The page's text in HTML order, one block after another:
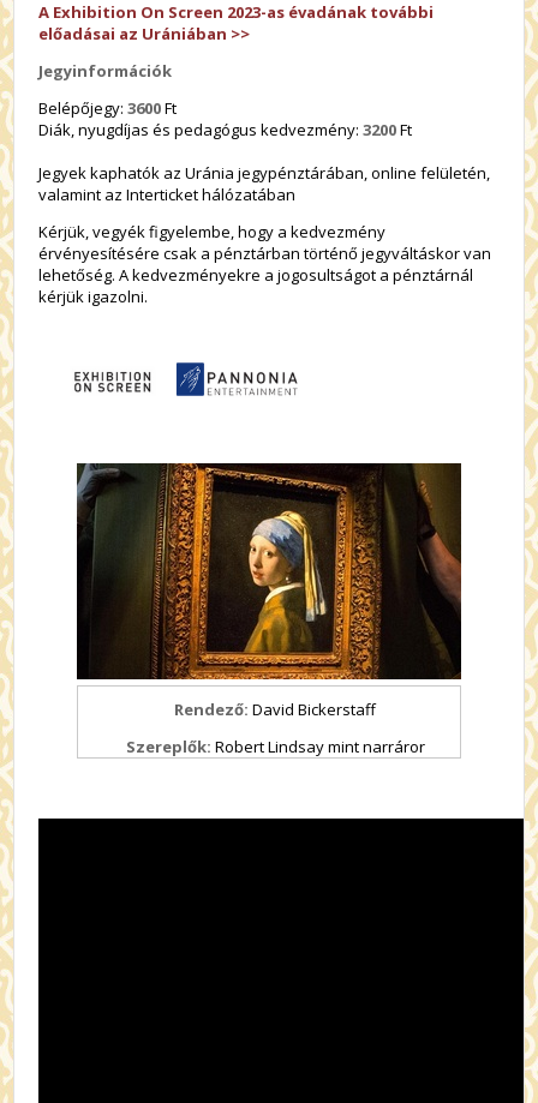
A Exhibition On Screen 2023-as évadának további
előadásai az Urániában >>
Jegyinformációk
Belépőjegy: 3600Ft
Diák, nyugdíjas és pedagógus kedvezmény:3200Ft
Jegyek kaphatók az Uránia jegypénztárában, online felületén,
valamint az Interticket hálózatában
Kérjük, vegyék figyelembe, hogy a kedvezmény
érvényesítésére csak a pénztárban történő jegyváltáskor van
lehetőség. A kedvezményekre a jogosultságot a pénztárnál
kérjük igazolni.
Rendező: David Bickerstaff
Szereplők: Robert Lindsay mint narráror